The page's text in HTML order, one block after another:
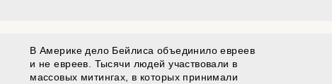
В Америке дело Бейлиса объединило евреев
и не евреев. Тысячи людей участвовали в
массовых митингах, в которых принимали